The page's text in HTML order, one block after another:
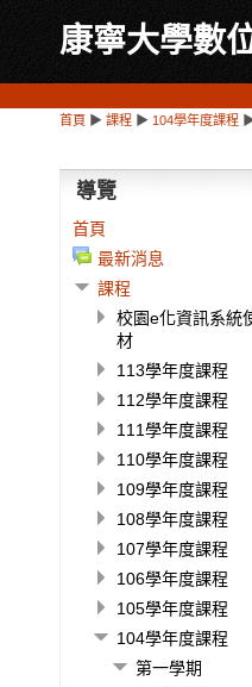
康寧大學數
首頁 ▶ 課程 ▶ 104學年度課程
導覽
首頁
最新消息
課程
校園e化資訊系統
材
113學年度課程
112學年度課程
111學年度課程
110學年度課程
109學年度課程
108學年度課程
107學年度課程
106學年度課程
105學年度課程
104學年度課程
第一學期